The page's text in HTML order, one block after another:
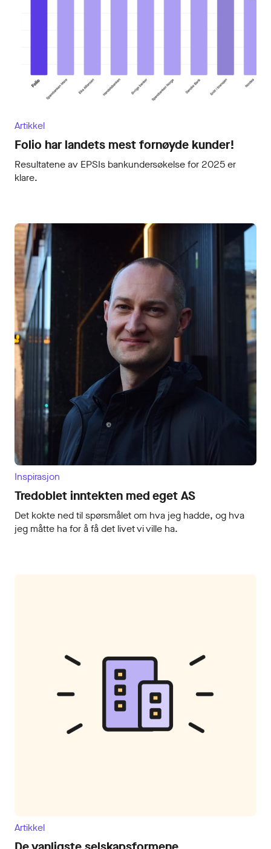
Artikkel
Folio har landets mest fornøyde kunder!
Resultatene av EPSIs bankundersøkelse for 2025 er
klare.
Inspirasjon
Tredoblet inntekten med eget AS
Det kokte ned til spørsmålet om hva jeg hadde, og hva
jeg måtte ha for å få det livet vi ville ha.
Artikkel